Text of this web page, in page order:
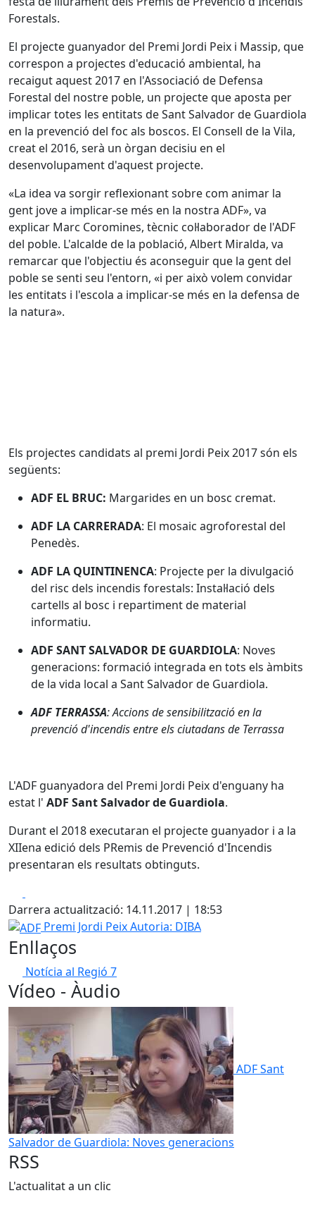
Forestals.
El projecte guanyador del Premi Jordi Peix i Massip, que
correspon a projectes d'educació ambiental, ha
recaigut aquest 2017 en l'Associació de Defensa
Forestal del nostre poble, un projecte que aposta per
implicar totes les entitats de Sant Salvador de Guardiola
en la prevenció del foc als boscos. El Consell de la Vila,
creat el 2016, serà un òrgan decisiu en el
desenvolupament d'aquest projecte.
«La idea va sorgir reflexionant sobre com animar la
gent jove a implicar-se més en la nostra ADF», va
explicar Marc Coromines, tècnic col·laborador de l'ADF
del poble. L'alcalde de la població, Albert Miralda, va
remarcar que l'objectiu és aconseguir que la gent del
poble se senti seu l'entorn, «i per això volem convidar
les entitats i l'escola a implicar-se més en la defensa de
la natura».
Els projectes candidats al premi Jordi Peix 2017 són els
següents:
ADF EL BRUC: Margarides en un bosc cremat.
ADF LA CARRERADA: El mosaic agroforestal del
Penedès.
ADF LA QUINTINENCA: Projecte per la divulgació
del risc dels incendis forestals: Instal·lació dels
cartells al bosc i repartiment de material
informatiu.
ADF SANT SALVADOR DE GUARDIOLA: Noves
generacions: formació integrada en tots els àmbits
de la vida local a Sant Salvador de Guardiola.
ADF TERRASSA: Accions de sensibilització en la
prevenció d'incendis entre els ciutadans de Terrassa
L'ADF guanyadora del Premi Jordi Peix d'enguany ha
estat l' ADF Sant Salvador de Guardiola.
Durant el 2018 executaran el projecte guanyador i a la
XIIena edició dels PRemis de Prevenció d'Incendis
presentaran els resultats obtinguts.
Darrera actualització: 14.11.2017 | 18:53
ADF
Premi Jordi PeixAutoria: DIBA
Enllaços
Notícia al Regió 7
Vídeo - Àudio
ADF Sant
Salvador de Guardiola: Noves generacions
RSS
L'actualitat a un clic